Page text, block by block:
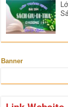
Banner